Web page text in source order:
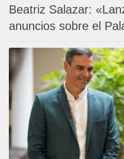
Beatriz Salazar:
anuncios sobre el